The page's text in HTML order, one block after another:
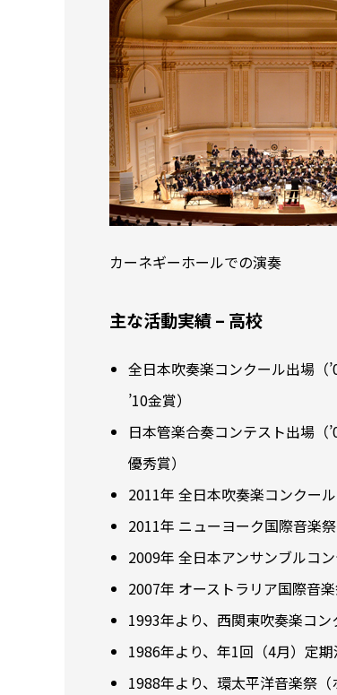
カーネギーホールでの演奏
主な活動実績 – 高校
全日本吹奏楽コンクール出場（
’10金賞）
日本管楽合奏コンテスト出場（
優秀賞）
2011年 全日本吹奏楽コンクー
2011年 ニューヨーク国際音楽
2009年 全日本アンサンブルコ
2007年 オーストラリア国際音
1993年より、西関東吹奏楽コン
1986年より、年1回（4月）定
1988年より、環太平洋音楽祭（